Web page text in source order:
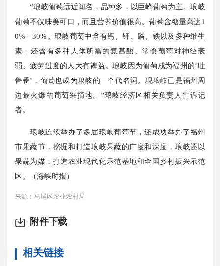
“琅岐葡萄远近闻名，品种多，以巨峰葡萄为主。琅岐
葡萄不仅味美可口，而且营养价值很高。葡萄含糖量高达1
0%—30%。琅岐葡萄中含有钙、钾、磷、铁以及多种维生
素，还含有多种人体所需的氨基酸。常食葡萄对神经衰
弱、疲劳过度的人大有裨益。琅岐因为葡萄成为福州的‘吐
鲁番’，葡萄也成为琅岐的一个代名词。现琅岐已是福州周
边最火爆的葡萄采摘地。”琅岐经济区相关负责人告诉记
者。
琅岐连续举办了多届琅岐葡萄节，还成功举办了福州
市果蔬节，挖掘和打造琅岐果蔬的广度和深度，琅岐还以
果蔬为媒，打造农业现代化示范基地和全国乡村振兴示范
区。（海峡时报）
来源：马尾区农业农村局
附件下载
相关链接